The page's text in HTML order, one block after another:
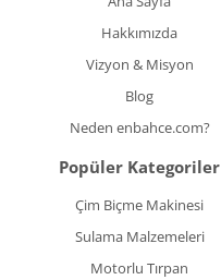
Hakkımızda
Vizyon & Misyon
Blog
Neden enbahce.com?
Popüler Kategoriler
Çim Biçme Makinesi
Sulama Malzemeleri
Motorlu Tırpan